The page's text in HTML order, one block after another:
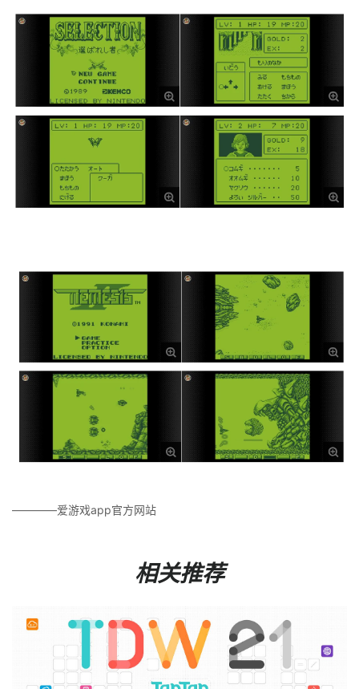
————爱游戏app官方网站
相关推荐